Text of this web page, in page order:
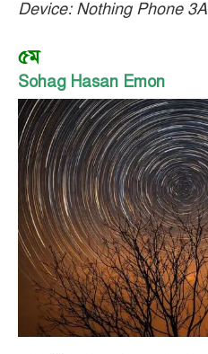
Device: Nothing Phone 3A
৫ম
Sohag Hasan Emon